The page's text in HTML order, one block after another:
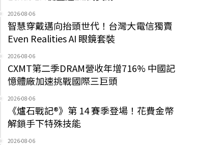
2026-08-06
智慧穿戴邁向抬頭世代！台灣大電信獨賣
Even Realities AI 眼鏡套裝
2026-08-06
CXMT第二季DRAM營收年增716% 中國記
憶體廠加速挑戰國際三巨頭
2026-08-06
《爐石戰記®》第 14 賽季登場！花費金幣
解鎖手下特殊技能
2026-08-06